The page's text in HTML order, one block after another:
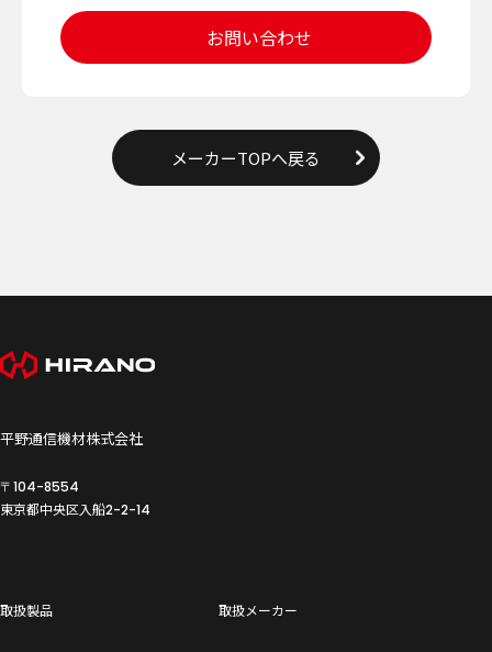
お問い合わせ
メーカーTOPへ戻る
平野通信機材株式会社
〒104-8554
東京都中央区入船2-2-14
取扱製品 取扱メーカー